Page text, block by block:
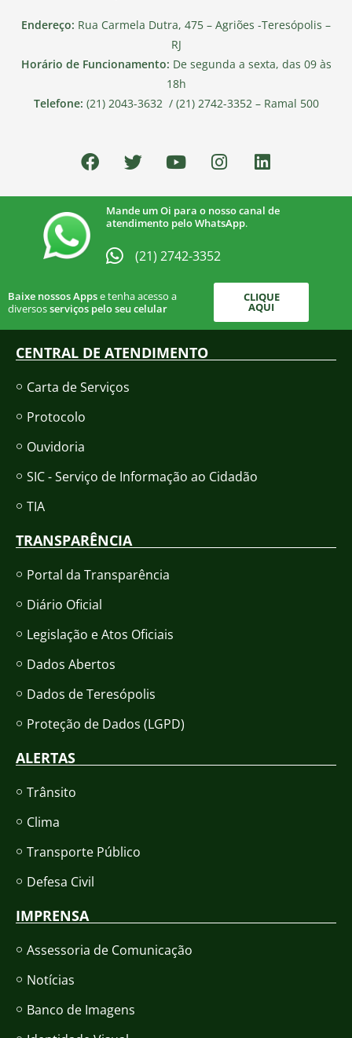
Endereço: Rua Carmela Dutra, 475 – Agriões -Teresópolis –
RJ
Horário de Funcionamento: De segunda a sexta, das 09 às
18h
Telefone: (21) 2043-3632 / (21) 2742-3352 – Ramal 500
Mande um Oi para o nosso canal de
atendimento pelo WhatsApp.
(21) 2742-3352​
Baixe nossos Appse tenha acesso a
diversosserviços pelo seu celular
CLIQUE
AQUI
CENTRAL DE ATENDIMENTO
Carta de Serviços
Protocolo
Ouvidoria
SIC - Serviço de Informação ao Cidadão
TIA
TRANSPARÊNCIA
Portal da Transparência
Diário Oficial
Legislação e Atos Oficiais
Dados Abertos
Dados de Teresópolis
Proteção de Dados (LGPD)
ALERTAS
Trânsito
Clima
Transporte Público
Defesa Civil
IMPRENSA
Assessoria de Comunicação
Notícias
Banco de Imagens